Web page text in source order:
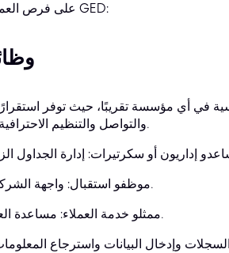
على فرص العمل والمسارات المهنية المتاحة لحاملي شهادة GED:
في أي مؤسسة تقريبًا، حيث توفر
والتواصل والتنظيم الاحترافية. كما تُشكّل مدخلًا ممتازًا إلى عالم الشركات.
موظفو استقبال: واجهة الشركة، استقبال الزوار والرد على المكالمات.
ممثلو خدمة العملاء: مساعدة العملاء وحل المشكلات وتوفير المعلومات.
وإدخال البيانات واسترجاع